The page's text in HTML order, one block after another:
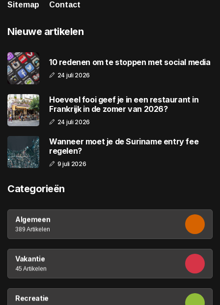
Sitemap
Contact
Nieuwe artikelen
10 redenen om te stoppen met social media
24 juli 2026
Hoeveel fooi geef je in een restaurant in
Frankrijk in de zomer van 2026?
24 juli 2026
Wanneer moet je de Suriname entry fee
regelen?
9 juli 2026
Categorieën
Algemeen
389 Artikelen
Vakantie
45 Artikelen
Recreatie